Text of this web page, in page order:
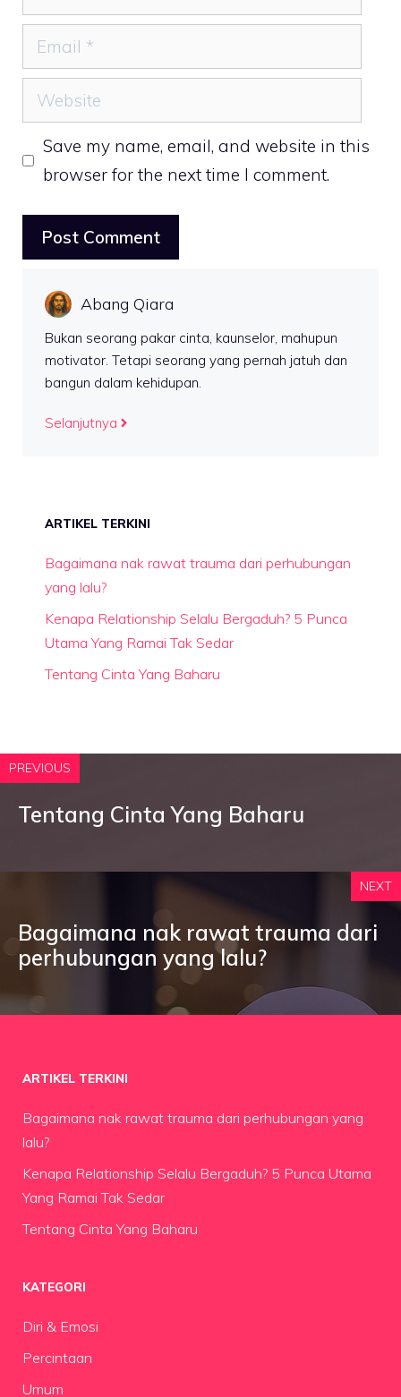
Email
Website
Save my name, email, and website in this
browser for the next time I comment.
Abang Qiara
Bukan seorang pakar cinta, kaunselor, mahupun
motivator. Tetapi seorang yang pernah jatuh dan
bangun dalam kehidupan.
Selanjutnya
ARTIKEL TERKINI
Bagaimana nak rawat trauma dari perhubungan
yang lalu?
Kenapa Relationship Selalu Bergaduh? 5 Punca
Utama Yang Ramai Tak Sedar
Tentang Cinta Yang Baharu
PREVIOUS
Tentang Cinta Yang Baharu
NEXT
Bagaimana nak rawat trauma dari
perhubungan yang lalu?
ARTIKEL TERKINI
Bagaimana nak rawat trauma dari perhubungan yang
lalu?
Kenapa Relationship Selalu Bergaduh? 5 Punca Utama
Yang Ramai Tak Sedar
Tentang Cinta Yang Baharu
KATEGORI
Diri & Emosi
Percintaan
Umum